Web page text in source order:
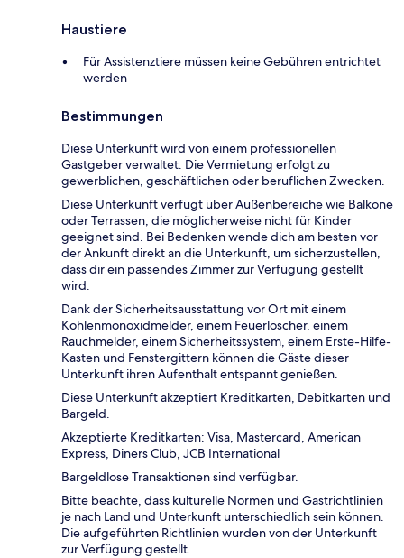
Haustiere
Für Assistenztiere müssen keine Gebühren entrichtet
werden
Bestimmungen
Diese Unterkunft wird von einem professionellen
Gastgeber verwaltet. Die Vermietung erfolgt zu
gewerblichen, geschäftlichen oder beruflichen Zwecken.
Diese Unterkunft verfügt über Außenbereiche wie Balkone
oder Terrassen, die möglicherweise nicht für Kinder
geeignet sind. Bei Bedenken wende dich am besten vor
der Ankunft direkt an die Unterkunft, um sicherzustellen,
dass dir ein passendes Zimmer zur Verfügung gestellt
wird.
Dank der Sicherheitsausstattung vor Ort mit einem
Kohlenmonoxidmelder, einem Feuerlöscher, einem
Rauchmelder, einem Sicherheitssystem, einem Erste-Hilfe-
Kasten und Fenstergittern können die Gäste dieser
Unterkunft ihren Aufenthalt entspannt genießen.
Diese Unterkunft akzeptiert Kreditkarten, Debitkarten und
Bargeld.
Akzeptierte Kreditkarten: Visa, Mastercard, American
Express, Diners Club, JCB International
Bargeldlose Transaktionen sind verfügbar.
Bitte beachte, dass kulturelle Normen und Gastrichtlinien
je nach Land und Unterkunft unterschiedlich sein können.
Die aufgeführten Richtlinien wurden von der Unterkunft
zur Verfügung gestellt.